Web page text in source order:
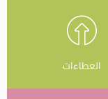
العطاءات